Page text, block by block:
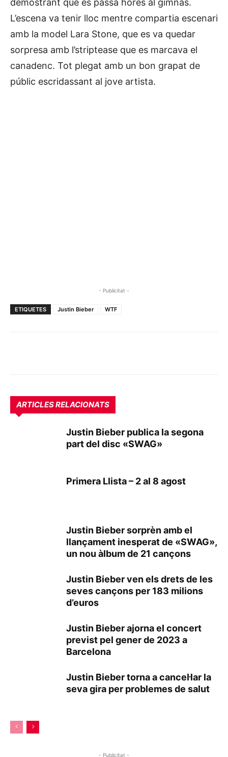
L’escena va tenir lloc mentre compartia escenari
amb la model Lara Stone, que es va quedar
sorpresa amb l’striptease que es marcava el
canadenc. Tot plegat amb un bon grapat de
públic escridassant al jove artista.
- Publicitat -
ETIQUETES Justin Bieber WTF
ARTICLES RELACIONATS
Justin Bieber publica la segona
part del disc «SWAG»
Primera Llista – 2 al 8 agost
Justin Bieber sorprèn amb el
llançament inesperat de «SWAG»,
un nou àlbum de 21 cançons
Justin Bieber ven els drets de les
seves cançons per 183 milions
d’euros
Justin Bieber ajorna el concert
previst pel gener de 2023 a
Barcelona
Justin Bieber torna a cancel·lar la
seva gira per problemes de salut
- Publicitat -